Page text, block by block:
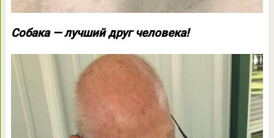
Собака — лучший друг человека!